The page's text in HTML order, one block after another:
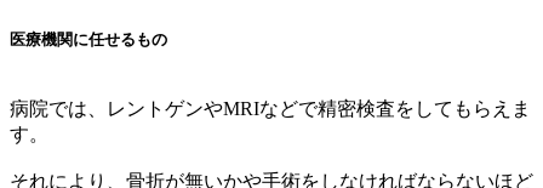
医療機関に任せるもの
病院では、レントゲンやMRIなどで精密検査をしてもらえま
す。
それにより、骨折が無いかや手術をしなければならないほど